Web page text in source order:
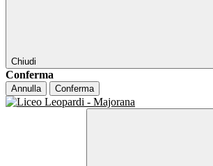
Chiudi
Conferma
Annulla Conferma